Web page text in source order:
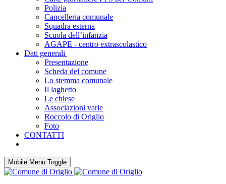
Polizia
Cancelleria comunale
Squadra esterna
Scuola dell’infanzia
AGAPE - centro extrascolastico
Dati generali
Presentazione
Scheda del comune
Lo stemma comunale
Il laghetto
Le chiese
Associazioni varie
Roccolo di Origlio
Foto
CONTATTI
Mobile Menu Toggle